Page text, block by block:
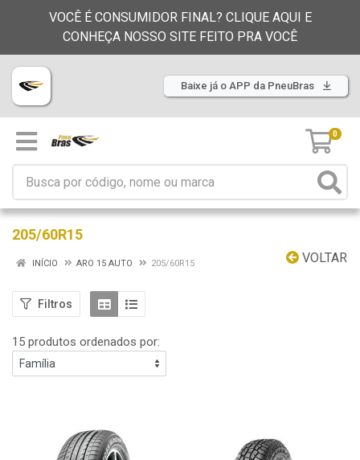
VOCÊ É CONSUMIDOR FINAL? CLIQUE AQUI E
CONHEÇA NOSSO SITE FEITO PRA VOCÊ
Baixe já o APP da PneuBras
0
205/60R15
VOLTAR
INÍCIO ARO 15 AUTO 205/60R15
Filtros
15 produtos ordenados por: